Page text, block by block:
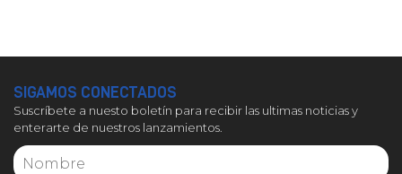
SIGAMOS CONECTADOS
Suscríbete a nuesto boletín para recibir las ultimas noticias y
enterarte de nuestros lanzamientos.